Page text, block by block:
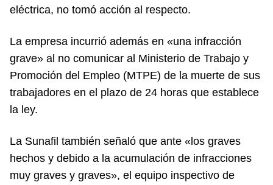
eléctrica, no tomó acción al respecto.
La empresa incurrió además en «una infracción
grave» al no comunicar al Ministerio de Trabajo y
Promoción del Empleo (MTPE) de la muerte de sus
trabajadores en el plazo de 24 horas que establece
la ley.
La Sunafil también señaló que ante «los graves
hechos y debido a la acumulación de infracciones
muy graves y graves», el equipo inspectivo de